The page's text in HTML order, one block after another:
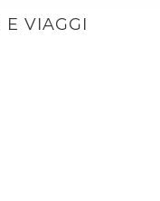
E VIAGGI